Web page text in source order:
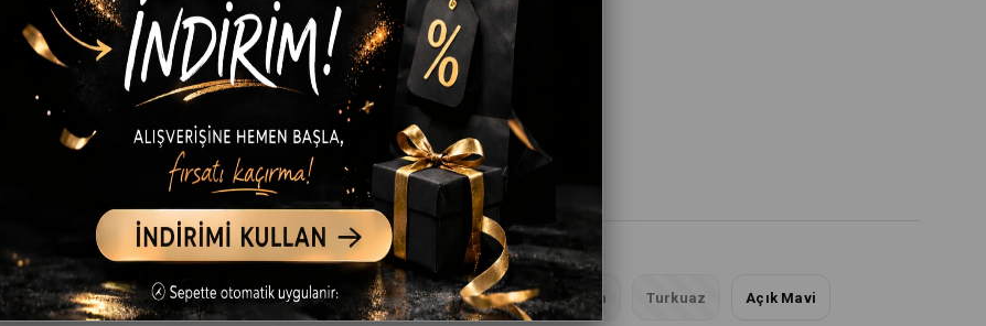
₺399,90 (KDV Dahil)
₺359,90 (KDV Dahil)
RENK
Pembe Mavi Mor Bej Bordo Kırmızı Sarı Siyah Turkuaz Açık Mavi